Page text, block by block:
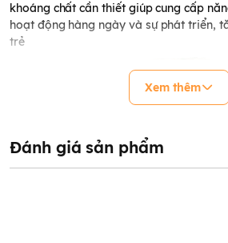
khoáng chất cần thiết giúp cung cấp
hoạt động hàng ngày và sự phát triển,
trẻ
Xem thêm
Đánh giá sản phẩm